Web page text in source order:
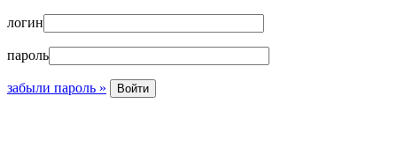
логин
пароль
забыли пароль »